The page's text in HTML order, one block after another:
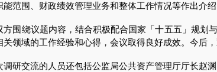
范围、财政绩效管理业务和整体工作情况等作出介绍
绕议题内容，结合积极配合国家「十五五」规划与
关领域的工作经验和心得，会议取得良好成效。今后
交流的人员还包括公监局公共资产管理厅厅长赵渊